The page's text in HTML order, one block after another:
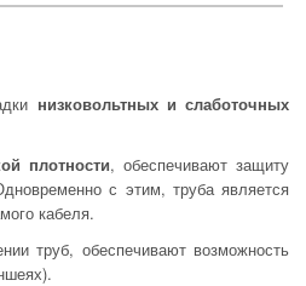
низковольтных и слаботочных
плотности, обеспечивают защиту
с этим, труба является
кабеля.
труб, обеспечивают возможность